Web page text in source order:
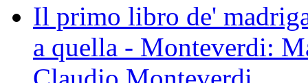
Il primo libro de'
a quella - Monteverdi: